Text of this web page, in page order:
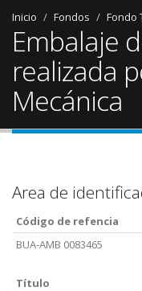
Inicio Fondos Fondo
Embalaje
realizada
Mecánica
Area de
Código de refencia
BUA-AMB 0083465
Título